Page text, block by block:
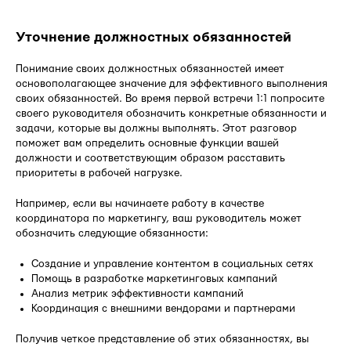
Уточнение должностных обязанностей
Понимание своих должностных обязанностей имеет
основополагающее значение для эффективного выполнения
своих обязанностей. Во время первой встречи 1:1 попросите
своего руководителя обозначить конкретные обязанности и
задачи, которые вы должны выполнять. Этот разговор
поможет вам определить основные функции вашей
должности и соответствующим образом расставить
приоритеты в рабочей нагрузке.
Например, если вы начинаете работу в качестве
координатора по маркетингу, ваш руководитель может
обозначить следующие обязанности:
Создание и управление контентом в социальных сетях
Помощь в разработке маркетинговых кампаний
Анализ метрик эффективности кампаний
Координация с внешними вендорами и партнерами
Получив четкое представление об этих обязанностях, вы